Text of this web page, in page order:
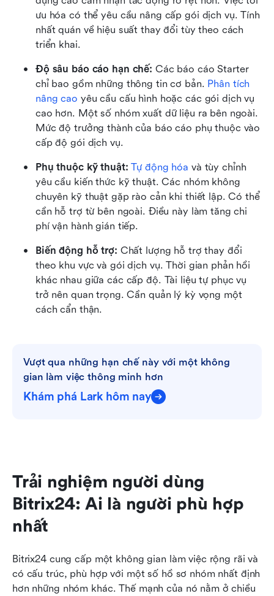
ưu hóa có thể yêu cầu nâng cấp gói dịch vụ. Tính
nhất quán về hiệu suất thay đổi tùy theo cách
triển khai.
Độ sâu báo cáo hạn chế: Các báo cáo Starter
chỉ bao gồm những thông tin cơ bản. Phân tích
nâng cao yêu cầu cấu hình hoặc các gói dịch vụ
cao hơn. Một số nhóm xuất dữ liệu ra bên ngoài.
Mức độ trưởng thành của báo cáo phụ thuộc vào
cấp độ gói dịch vụ.
Phụ thuộc kỹ thuật: Tự động hóa và tùy chỉnh
yêu cầu kiến thức kỹ thuật. Các nhóm không
chuyên kỹ thuật gặp rào cản khi thiết lập. Có thể
cần hỗ trợ từ bên ngoài. Điều này làm tăng chi
phí vận hành gián tiếp.
Biến động hỗ trợ: Chất lượng hỗ trợ thay đổi
theo khu vực và gói dịch vụ. Thời gian phản hồi
khác nhau giữa các cấp độ. Tài liệu tự phục vụ
trở nên quan trọng. Cần quản lý kỳ vọng một
cách cẩn thận.
Vượt qua những hạn chế này với một không
gian làm việc thông minh hơn
Khám phá Lark hôm nay
Trải nghiệm người dùng
Bitrix24: Ai là người phù hợp
nhất
Bitrix24 cung cấp một không gian làm việc rộng rãi và
có cấu trúc, phù hợp với một số hồ sơ nhóm nhất định
hơn những nhóm khác. Thế mạnh của nó nằm ở chiều